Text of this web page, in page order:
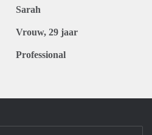
Sarah
Vrouw, 29 jaar
Professional